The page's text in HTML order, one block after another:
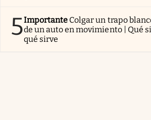
5Importante Colgar un trapo
de un auto en movimiento | Qué
qué sirve